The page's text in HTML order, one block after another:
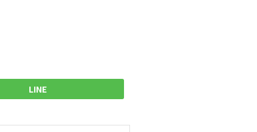
LINE